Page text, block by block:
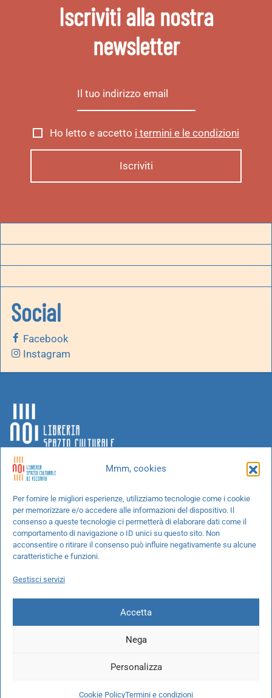
Mmm, cookies
Per fornire le migliori esperienze, utilizziamo tecnologie come i cookie
per memorizzare e/o accedere alle informazioni del dispositivo. Il
consenso a queste tecnologie ci permetterà di elaborare dati come il
comportamento di navigazione o ID unici su questo sito. Non
acconsentire o ritirare il consenso può influire negativamente su alcune
caratteristiche e funzioni.
Gestisci servizi
Accetta
Nega
Personalizza
Cookie PolicyTermini e condizioni
Iscriviti alla nostra
newsletter
Ho letto e accetto i termini e le condizioni
Social
Facebook
Instagram
Chi siamo
Progetti speciali
Richiedi un libro
Spedizioni
Cookie Policy
10694580969
IT37L0503401651000000004422